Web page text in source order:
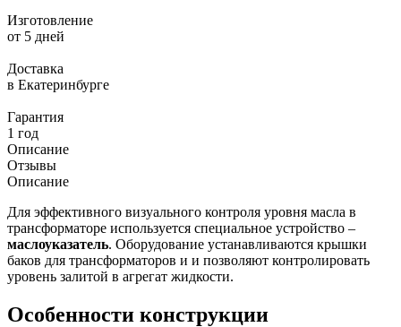
Изготовление
от 5 дней
Доставка
в Екатеринбурге
Гарантия
1 год
Описание
Отзывы
Описание
Для эффективного визуального контроля уровня масла в
трансформаторе используется специальное устройство –
маслоуказатель. Оборудование устанавливаются крышки
баков для трансформаторов и и позволяют контролировать
уровень залитой в агрегат жидкости.
Особенности конструкции